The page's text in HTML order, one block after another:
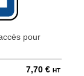
pour
7,70 € HT